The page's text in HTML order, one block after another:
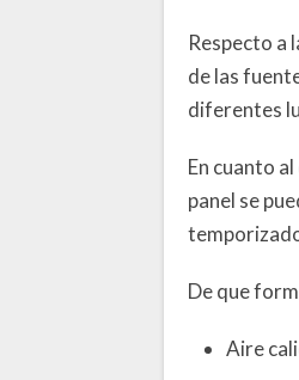
Respecto a
de las
diferentes
En cuanto
panel se
De que
Aire